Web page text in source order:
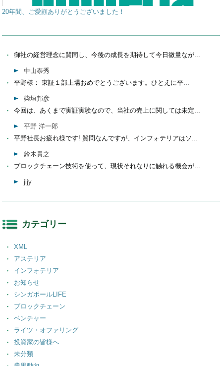
20年間、ご愛顧ありがとうございました！
御社の経営理念に賛同し、今後の成長を期待して今日微量なが...
中山泰秀
平野様： 東証１部上場おめでとうございます。ひとえに平...
柴垣邦彦
今回は、あくまで実証実験なので、当社の売上に関しては未定...
平野 洋一郎
平野社長お疲れ様です! 質問なんですが、インフォテリアはソ...
鈴木貴之
ブロックチェーン技術を使って、現状それなりに触れる機会が...
jijy
カテゴリー
XML
アステリア
インフォテリア
お知らせ
シンガポールLIFE
ブロックチェーン
ベンチャー
ライツ・オファリング
投資家の皆様へ
未分類